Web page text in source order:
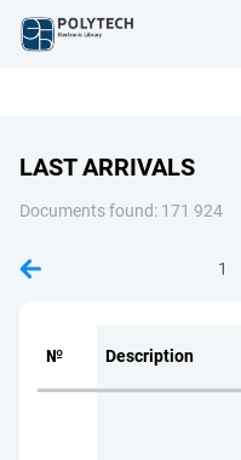
LAST ARRIVALS
Documents found: 171 924
1
№ Description